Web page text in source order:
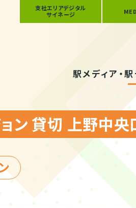
駅メディア・
ン 貸切 上野中央
支社エリアデジタル
サイネージ